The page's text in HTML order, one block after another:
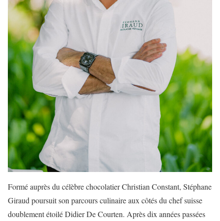
Formé auprès du célèbre chocolatier Christian Constant, Stéphane
Giraud poursuit son parcours culinaire aux côtés du chef suisse
doublement étoilé Didier De Courten. Après dix années passées